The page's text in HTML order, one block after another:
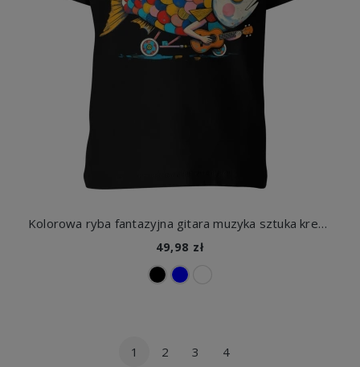
Kolorowa ryba fantazyjna gitara muzyka sztuka kreatywna ilustracja akwarela abstrakcja Dziecięca koszulka
49,98 zł
1 2 3 4